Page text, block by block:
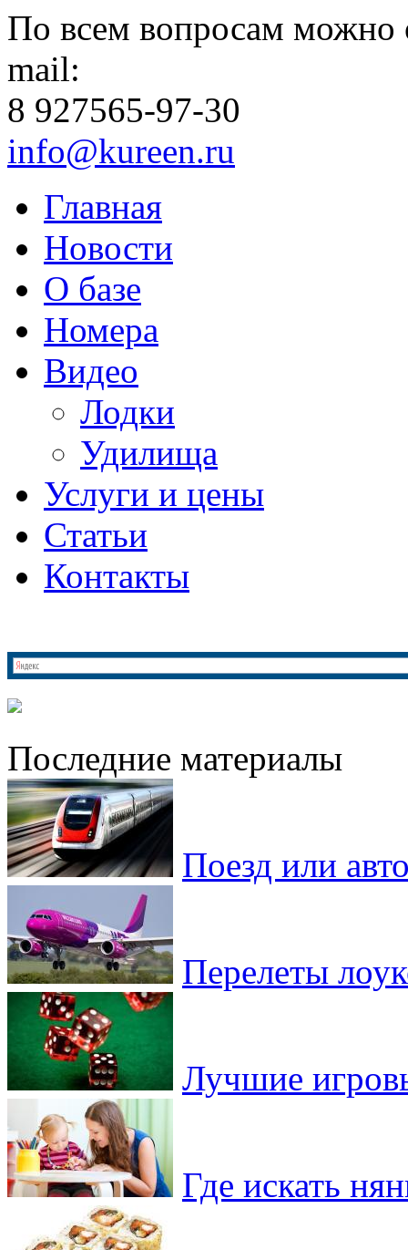
По всем вопросам можно
mail:
8 927565-97-30
info@kureen.ru
Главная
Новости
О базе
Номера
Видео
Лодки
Удилища
Услуги и цены
Статьи
Контакты
Последние материалы
Поезд или
Перелеты
Лучшие
Где искать